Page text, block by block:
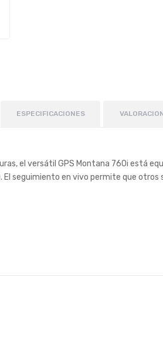
ESPECIFICACIONES
el versátil GPS Montana 760i está
seguimiento en vivo permite que